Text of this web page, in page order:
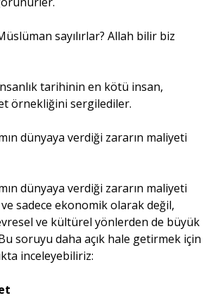
sayılırlar? Allah bilir biz
tarihinin en kötü insan,
örnekliğini sergilediler.
dünyaya verdiği zararın maliyeti
dünyaya verdiği zararın maliyeti
sadece ekonomik olarak değil,
ve kültürel yönlerden de büyük
soruyu daha açık hale getirmek için
inceleyebiliriz: